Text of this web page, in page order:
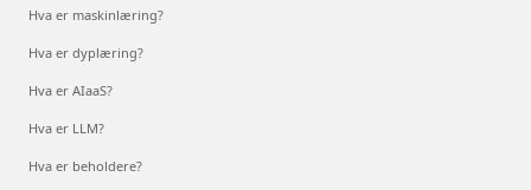
Hva er maskinlæring?
Hva er dyplæring?
Hva er AIaaS?
Hva er LLM?
Hva er beholdere?